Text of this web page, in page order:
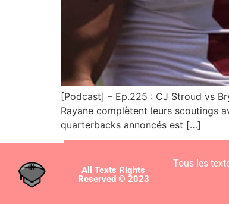
[Podcast] – Ep.225 : CJ Stroud vs
Rayane complètent leurs scoutings
quarterbacks annoncés est […]
All Texts Rights
Reserved © 2023
Tous les